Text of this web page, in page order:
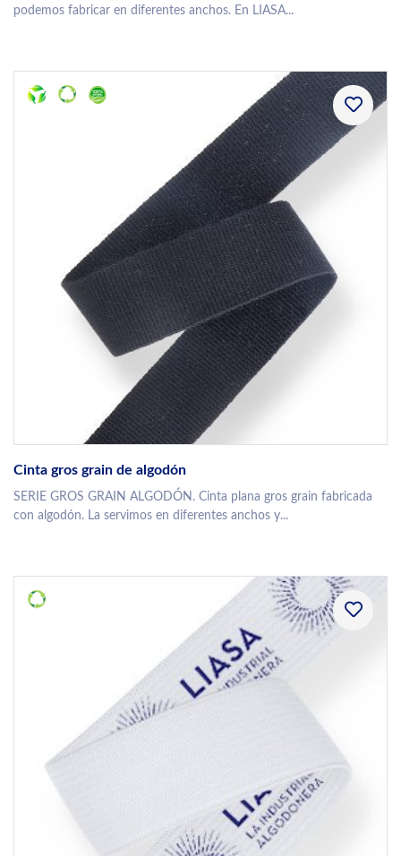
podemos fabricar en diferentes anchos. En LIASA...
Cinta gros grain de algodón
SERIE GROS GRAIN ALGODÓN. Cinta plana gros grain fabricada
con algodón. La servimos en diferentes anchos y...